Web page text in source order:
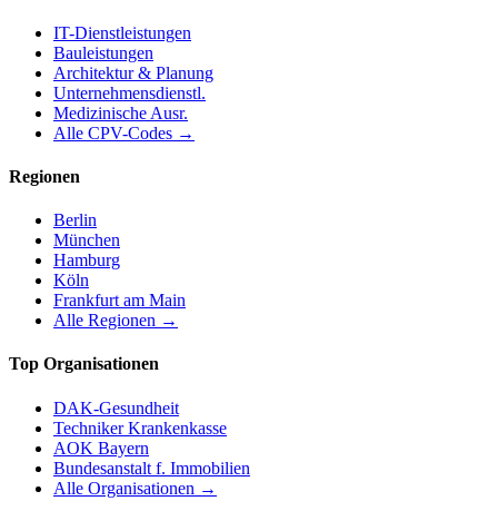
IT-Dienstleistungen
Bauleistungen
Architektur & Planung
Unternehmensdienstl.
Medizinische Ausr.
Alle CPV-Codes →
Regionen
Berlin
München
Hamburg
Köln
Frankfurt am Main
Alle Regionen →
Top Organisationen
DAK-Gesundheit
Techniker Krankenkasse
AOK Bayern
Bundesanstalt f. Immobilien
Alle Organisationen →